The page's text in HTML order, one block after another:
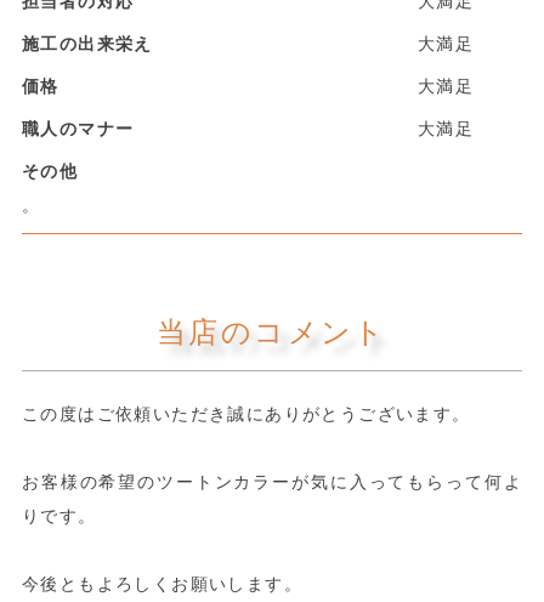
施工の出来栄え
大満足
価格
大満足
職人のマナー
大満足
その他
。
当店のコメント
この度はご依頼いただき誠にありがとうございます。
お客様の希望のツートンカラーが気に入ってもらって何よ
りです。
今後ともよろしくお願いします。